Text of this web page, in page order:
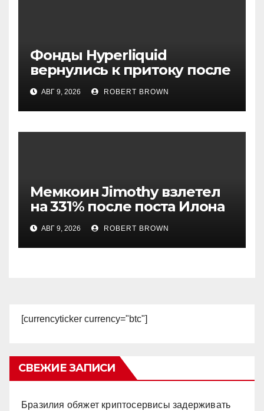
Фонды Hyperliquid
вернулись к притоку после
3-х недель оттока
АВГ 9, 2026 ROBERT BROWN
Мемкоин Jimothy взлетел
на 331% после поста Илона
Маска
АВГ 9, 2026 ROBERT BROWN
[currencyticker currency="btc"]
СВЕЖИЕ ЗАПИСИ
Бразилия обяжет криптосервисы задерживать